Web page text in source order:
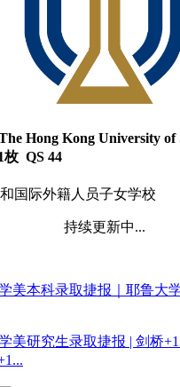
Hong Kong University of
枚 QS 44
国际外籍人员子女学校
持续更新中...
美本科录取捷报｜耶鲁大
美研究生录取捷报 | 剑桥+1